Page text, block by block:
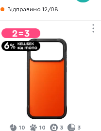
Відправимо 12/08
10 10 3 3